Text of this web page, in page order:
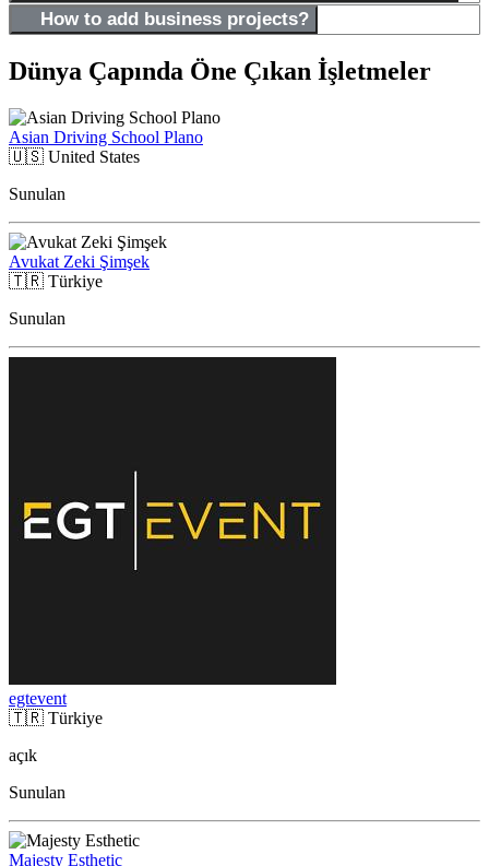
How to add business projects?
Dünya Çapında Öne Çıkan İşletmeler
Asian Driving School Plano
🇺🇸 United States
Sunulan
Avukat Zeki Şimşek
🇹🇷 Türkiye
Sunulan
egtevent
🇹🇷 Türkiye
açık
Sunulan
Majesty Esthetic